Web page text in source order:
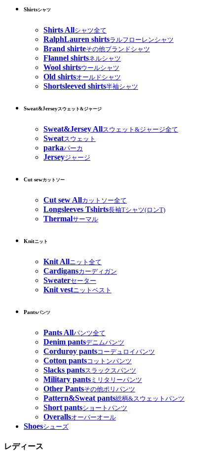
Shirtsシャツ
Shirts Allシャツ全て
RalphLauren shirtsラルフローレンシャツ
Brand shirteその他ブランドシャツ
Flannel shirtsネルシャツ
Wool shirtsウールシャツ
Old shirtsオールドシャツ
Shortsleeved shirts半袖シャツ
Sweat&Jerseyスウェット&ジャージ
Sweat&Jersey Allスウェット&ジャージ全て
Sweatスウェット
parkaパーカ
Jerseyジャージ
Cut sewカットソー
Cut sew Allカットソー全て
Longsleeves Tshirts長袖Tシャツ(ロンT)
Thermalサーマル
Knitニット
Knit Allニット全て
Cardigansカーディガン
Sweaterセーター
Knit vestニットベスト
Pantsパンツ
Pants Allパンツ全て
Denim pantsデニムパンツ
Corduroy pantsコーデュロイパンツ
Cotton pantsコットンパンツ
Slacks pantsスラックスパンツ
Military pants ミリタリーパンツ
Other Pantsその他ポリパンツ
Pattern&Sweat pants総柄&スウェットパンツ
Short pantsショートパンツ
Overallsオーバーオール
Shoesシューズ
レディース